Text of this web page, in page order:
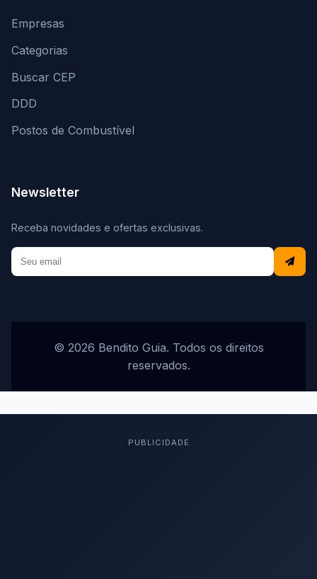
Empresas
Categorias
Buscar CEP
DDD
Postos de Combustível
Newsletter
Receba novidades e ofertas exclusivas.
© 2026 Bendito Guia. Todos os direitos
reservados.